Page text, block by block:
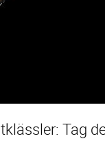
Tag